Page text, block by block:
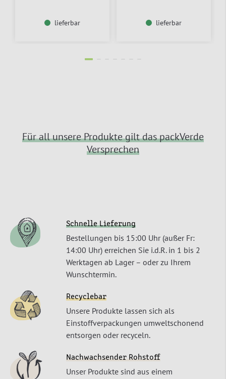
lieferbar lieferbar
Für all unsere Produkte gilt das packVerde
Versprechen
Schnelle Lieferung
Bestellungen bis 15:00 Uhr (außer Fr:
14:00 Uhr) erreichen Sie i.d.R. in 1 bis 2
Werktagen ab Lager – oder zu Ihrem
Wunschtermin.
Recyclebar
Unsere Produkte lassen sich als
Einstoffverpackungen umweltschonend
entsorgen oder recyceln.
Nachwachsender Rohstoff
Unser Produkte sind aus einem